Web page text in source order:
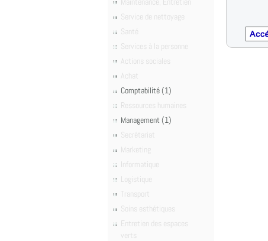
Service de nettoyage
Santé
Services à la personne
Actions sociales
Achat
Comptabilité (1)
Ressources humaines
Management (1)
Secrétariat
Marketing
Informatique
Logistique
Transport
Soins esthétiques
Entretien des espaces
verts